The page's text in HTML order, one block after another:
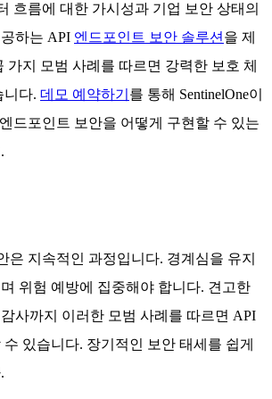
흐름에 대한 가시성과 기업 보안 상태의
하는 API 엔드포인트 보안 솔루션을 제
가지 모범 사례를 따르면 강력한 보호 체
니다. 데모 예약하기 를 통해 SentinelOne이
드포인트 보안을 어떻게 구현할 수 있는
은 지속적인 과정입니다. 경계심을 유지
위험 예방에 집중해야 합니다. 견고한
사까지 이러한 모범 사례를 따르면 API
있습니다. 장기적인 보안 태세를 쉽게